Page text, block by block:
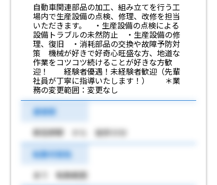
自動車関連部品の加工、組み立てを行う工
場内で生産設備の点検、修理、改修を担当
いただきます。 ・生産設備の点検による
設備トラブルの未然防止 ・生産設備の修
理、復旧 ・消耗部品の交換や故障予防対
策 機械が好きで好奇心旺盛な方、地道な
作業をコツコツ続けることが好きな方歓
迎！ 経験者優遇！未経験者歓迎（先輩
社員が丁寧に指導いたします！） ＊業
務の変更範囲：変更なし
最寄駅
新田原駅 から 徒歩33分
転勤可能性
あり 転勤範囲